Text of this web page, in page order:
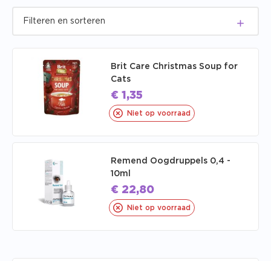
Brit Care Christmas Soup for
Cats
€ 1,35
Niet op voorraad
Remend Oogdruppels 0,4 -
10ml
€ 22,80
Niet op voorraad